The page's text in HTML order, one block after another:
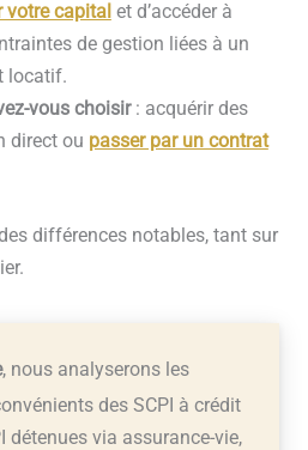
votre capital et d’accéder à
de gestion liées à un
locatif.
vous choisir: acquérir des
direct ou passer par un contrat
différences notables, tant sur
, nous analyserons les
des SCPI à crédit
détenues via assurance-vie,